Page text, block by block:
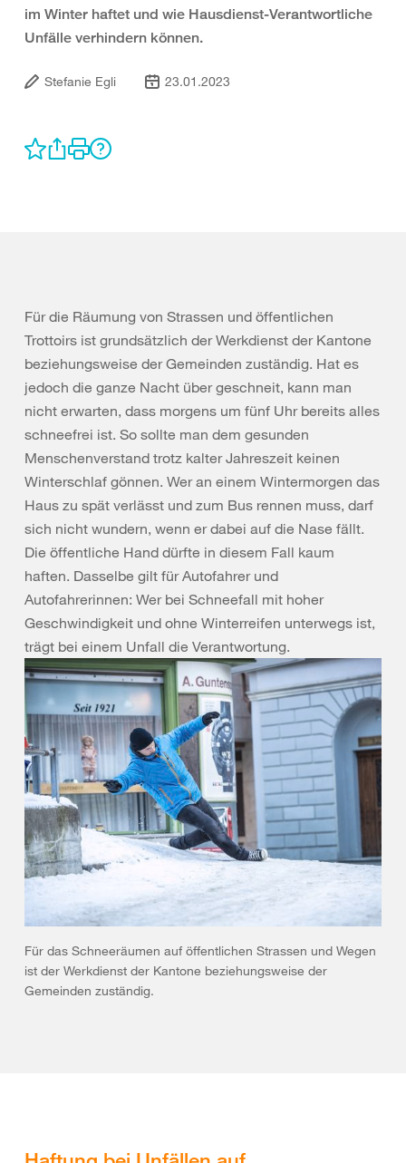
im Winter haftet und wie Hausdienst-Verantwortliche
Unfälle verhindern können.
Stefanie Egli 23.01.2023
Für die Räumung von Strassen und öffentlichen
Trottoirs ist grundsätzlich der Werkdienst der Kantone
beziehungsweise der Gemeinden zuständig. Hat es
jedoch die ganze Nacht über geschneit, kann man
nicht erwarten, dass morgens um fünf Uhr bereits alles
schneefrei ist. So sollte man dem gesunden
Menschenverstand trotz kalter Jahreszeit keinen
Winterschlaf gönnen. Wer an einem Wintermorgen das
Haus zu spät verlässt und zum Bus rennen muss, darf
sich nicht wundern, wenn er dabei auf die Nase fällt.
Die öffentliche Hand dürfte in diesem Fall kaum
haften. Dasselbe gilt für Autofahrer und
Autofahrerinnen: Wer bei Schneefall mit hoher
Geschwindigkeit und ohne Winterreifen unterwegs ist,
trägt bei einem Unfall die Verantwortung.
Für das Schneeräumen auf öffentlichen Strassen und Wegen
ist der Werkdienst der Kantone beziehungsweise der
Gemeinden zuständig.